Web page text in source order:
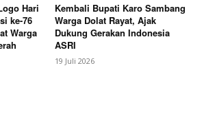
Gotong Royong, Pemdes
Hari
ke-76
Warga
Kembali Bupati Karo Sambang
Warga Dolat Rayat, Ajak
Dukung Gerakan Indonesia
ASRI
19 Juli 2026